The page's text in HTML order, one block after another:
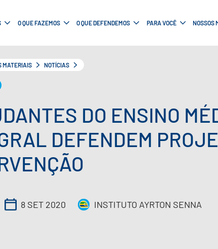
O QUE FAZEMOS O QUE DEFENDEMOS PARA VOCÊ NOSSOS
MATERIAIS NOTÍCIAS
DO ENSINO
DEFENDEM
8 SET 2020 INSTITUTO AYRTON SENNA